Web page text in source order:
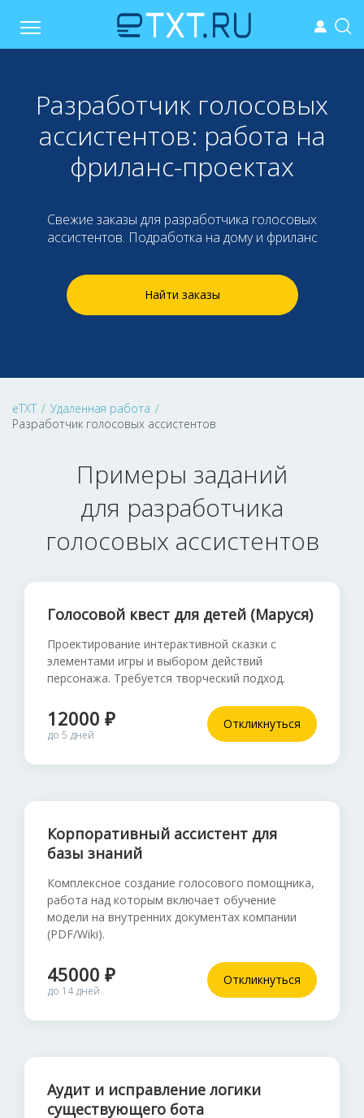
Разработчик голосовых
ассистентов: работа на
фриланс-проектах
Свежие заказы для разработчика голосовых
ассистентов. Подработка на дому и фриланс
Найти заказы
eTXT / Удаленная работа /
Разработчик голосовых ассистентов
Примеры заданий
для разработчика
голосовых ассистентов
Голосовой квест для детей (Маруся)
Проектирование интерактивной сказки с
элементами игры и выбором действий
персонажа. Требуется творческий подход.
12000 ₽
до 5 дней
Откликнуться
Корпоративный ассистент для
базы знаний
Комплексное создание голосового помощника,
работа над которым включает обучение
модели на внутренних документах компании
(PDF/Wiki).
45000 ₽
до 14 дней
Откликнуться
Аудит и исправление логики
существующего бота